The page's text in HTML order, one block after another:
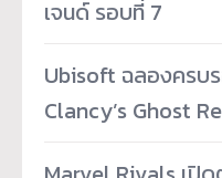
เจนด์ รอบที่ 7
Ubisoft ฉลองครบ
Clancy’s Ghost